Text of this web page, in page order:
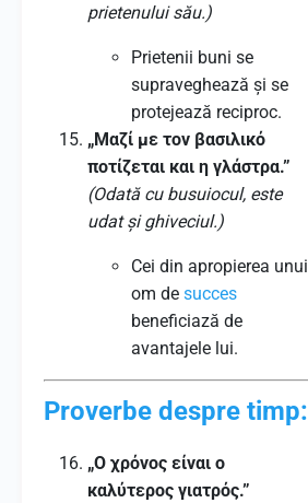
prietenului său.)
Prietenii buni se
supraveghează și se
protejează reciproc.
„Μαζί με τον βασιλικό
ποτίζεται και η γλάστρα.”
(Odată cu busuiocul, este
udat și ghiveciul.)
Cei din apropierea unui
om de succes
beneficiază de
avantajele lui.
Proverbe despre timp:
„Ο χρόνος είναι ο
καλύτερος γιατρός.”